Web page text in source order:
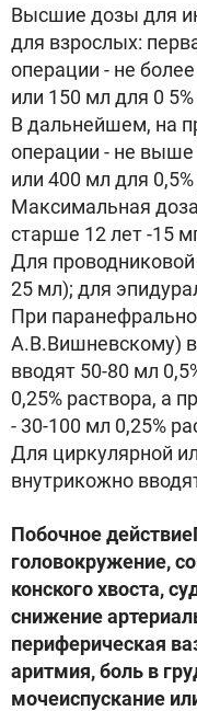
Высшие дозы для
для взрослых:
операции - не
или 150 мл для 0
В дальнейшем, на
операции - не выше
или 400 мл для
Максимальная
старше 12 лет -15
Для проводниковой
25 мл); для
При
А.В.Вишневскому)
вводят 50-80 мл
0,25% раствора, а
- 30-100 мл 0,25%
Для циркулярной
внутрикожно
Побочное
головокружение,
конского хвоста,
снижение
периферическая
аритмия, боль в
мочеиспускание